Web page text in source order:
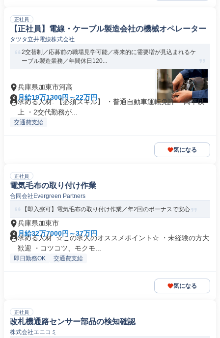
正社員
【正社員】電線・ケーブル製造会社の機械オペレーター
タツタ立井電線株式会社
2交替制／応募前の職場見学可能／将来的に需要増が見込まれるケ
ーブル製造業務／年間休日120...
兵庫県加東市河高
月給19万1300円～22万円
求める人材: 【必須スキル】 ・普通自動車運転免許 ・高卒以
上 ・2交代勤務が...
交通費支給
気になる
正社員
電気毛布の取り付け作業
合同会社Evergreen Partners
【即入寮可】電気毛布の取り付け作業／年2回のボーナスで安心
兵庫県加東市
月給32万7000円～37万円
求める人材: ☆この求人のオススメポイント☆ ・未経験の方大
歓迎 ・コツコツ、モクモ...
即日勤務OK 交通費支給
気になる
正社員
改札機通路センサー部品の検知確認
株式会社エニコミ